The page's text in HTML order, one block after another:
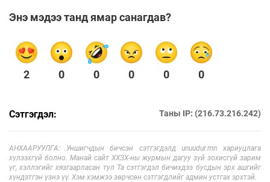
Энэ мэдээ танд ямар санагдав?
2 0 0 0 0 0
Сэтгэгдэл: Таны IP: (216.73.216.242)
АНХААРУУЛГА: Уншигчдын бичсэн сэтгэгдэлд unuudur.mn хариуцлага
хүлээхгүй болно. Манай сайт ХХЗХ-ны журмын дагуу зүй зохисгүй зарим
үг, хэллэгийг хязгаарласан тул Та сэтгэгдэл бичихдээ бусдын эрх ашгийг
хүндэтгэн үзнэ үү. Хэм хэмжээ зөрчсөн сэтгэгдлийг админ устгах эрхтэй.